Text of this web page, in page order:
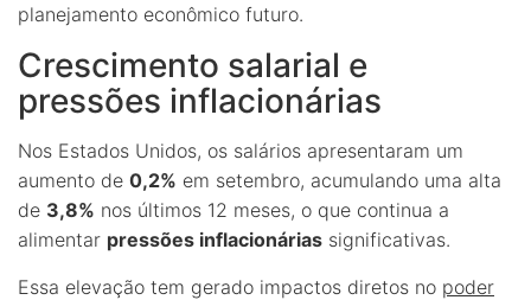
planejamento econômico futuro.
Crescimento salarial e
pressões inflacionárias
Nos Estados Unidos, os salários apresentaram um
aumento de 0,2% em setembro, acumulando uma alta
de 3,8% nos últimos 12 meses, o que continua a
alimentar pressões inflacionárias significativas.
Essa elevação tem gerado impactos diretos no poder